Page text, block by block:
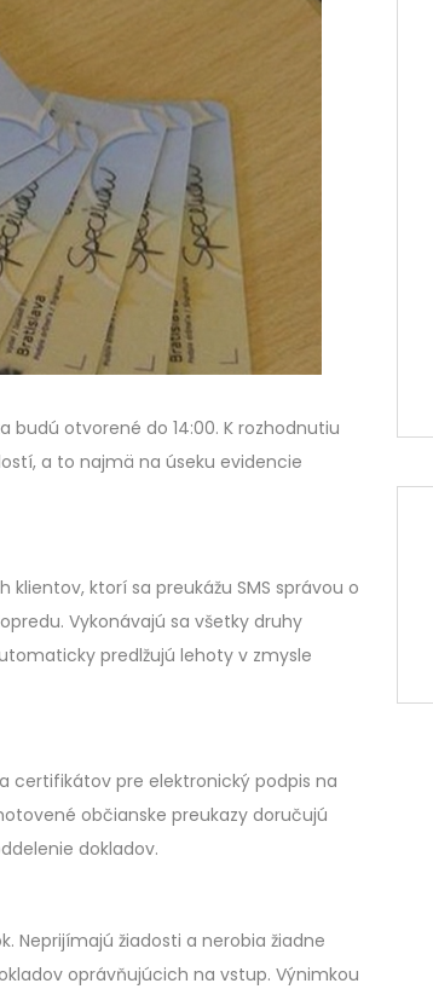
budú otvorené do 14:00. K rozhodnutiu
a to najmä na úseku evidencie
ktorí sa preukážu SMS správou o
Vykonávajú sa všetky druhy
predlžujú lehoty v zmysle
certifikátov pre elektronický podpis na
občianske preukazy doručujú
dokladov.
Neprijímajú žiadosti a nerobia žiadne
oprávňujúcich na vstup. Výnimkou